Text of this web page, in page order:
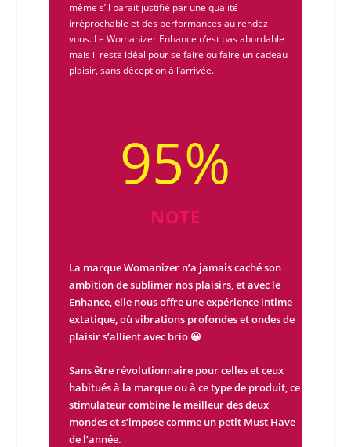
même s’il parait justifié par une qualité
irréprochable et des performances au rendez-
vous. Le Womanizer Enhance n’est pas abordable
mais il reste idéal pour se faire ou faire un cadeau
plaisir, sans déception à l’arrivée.
95%
NOTE
La marque Womanizer n’a jamais caché son
ambition de sublimer nos plaisirs, et avec le
Enhance, elle nous offre une expérience intime
extatique, où vibrations profondes et ondes de
plaisir s’allient avec brio 😀
Sans être révolutionnaire pour celles et ceux
habitués à la marque ou à ce type de produit, ce
stimulateur combine le meilleur des deux
mondes et s’impose comme un petit Must Have
de l’année.